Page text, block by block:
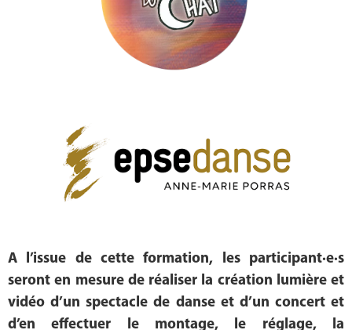
A l’issue de cette formation, les participant·e·s
seront en mesure de réaliser la création lumière et
vidéo d’un spectacle de danse et d’un concert et
d’en effectuer le montage, le réglage, la